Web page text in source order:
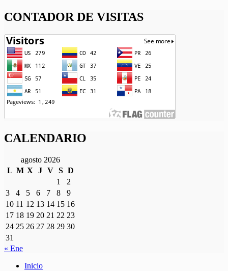
CONTADOR DE VISITAS
CALENDARIO
agosto 2026
L M X J V S D
1
2
3
4 5 6 7 8
9
10 11 12 13 14 15 16
17 18 19 20 21 22 23
24 25 26 27 28 29 30
31
« Ene
Inicio